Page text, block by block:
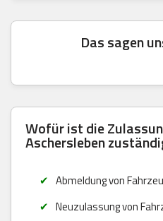
Das sagen
Wofür ist die
Aschersleben
Abmeldung von
Neuzulassung von